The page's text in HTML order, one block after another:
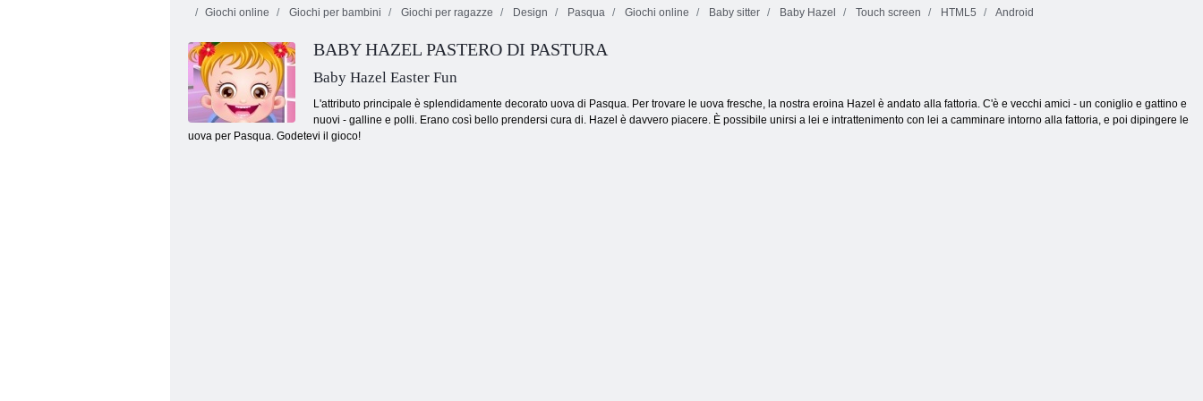
Baby Hazel
Summer Fun
ballerina di
danza
Giochi online Giochi per bambini Giochi per ragazze Design Pasqua Giochi online Baby sitter Baby Hazel Touch screen HTML5 Android
BABY HAZEL PASTERO DI PASTURA
Baby Hazel Easter Fun
L'attributo principale è splendidamente decorato uova di Pasqua. Per trovare le uova fresche, la nostra eroina Hazel è andato alla fattoria. C'è e vecchi amici - un coniglio e gattino e
nuovi - galline e polli. Erano così bello prendersi cura di. Hazel è davvero piacere. È possibile unirsi a lei e intrattenimento con lei a camminare intorno alla fattoria, e poi dipingere le
uova per Pasqua. Godetevi il gioco!